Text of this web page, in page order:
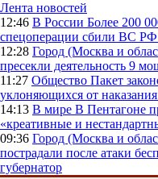
Лента новостей
12:46 В России Более 200
спецоперации сбили ВС
12:28 Город (Москва и
пресекли деятельность 9
11:27 Общество Пакет
уклоняющихся от
14:13 В мире В Пентагоне
«креативные и
09:36 Город (Москва и
пострадали после атаки
губернатор